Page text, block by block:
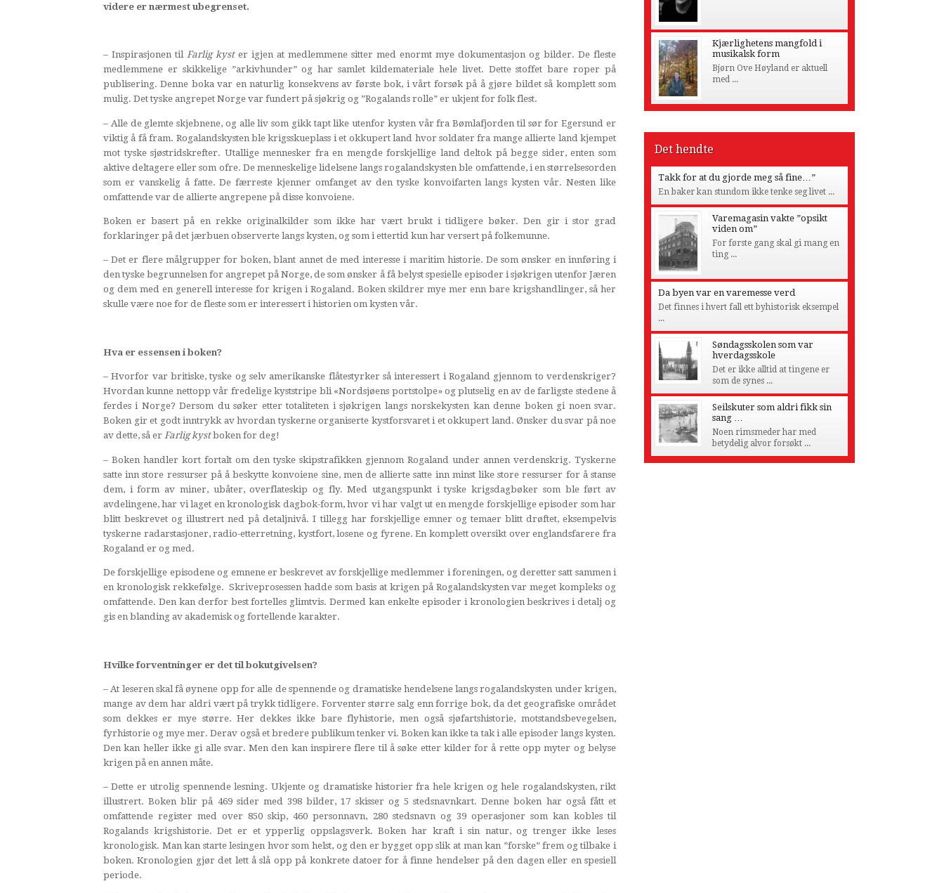
videre er nærmest ubegrenset.
– Inspirasjonen til Farlig kyster igjen at medlemmene sitter med enormt mye dokumentasjon og bilder. De fleste
medlemmene er skikkelige ”arkivhunder” og har samlet kildemateriale hele livet. Dette stoffet bare roper på
publisering. Denne boka var en naturlig konsekvens av første bok, i vårt forsøk på å gjøre bildet så komplett som
mulig. Det tyske angrepet Norge var fundert på sjøkrig og ”Rogalands rolle” er ukjent for folk flest.
– Alle de glemte skjebnene, og alle liv som gikk tapt like utenfor kysten vår fra Bømlafjorden til sør for Egersund er
viktig å få fram. Rogalandskysten ble krigsskueplass i et okkupert land hvor soldater fra mange allierte land kjempet
mot tyske sjøstridskrefter. Utallige mennesker fra en mengde forskjellige land deltok på begge sider, enten som
aktive deltagere eller som ofre. De menneskelige lidelsene langs rogalandskysten ble omfattende, i en størrelsesorden
som er vanskelig å fatte. De færreste kjenner omfanget av den tyske konvoifarten langs kysten vår. Nesten like
omfattende var de allierte angrepene på disse konvoiene.
Boken er basert på en rekke originalkilder som ikke har vært brukt i tidligere bøker. Den gir i stor grad
forklaringer på det jærbuen observerte langs kysten, og som i ettertid kun har versert på folkemunne.
– Det er flere målgrupper for boken, blant annet de med interesse i maritim historie. De som ønsker en innføring i
den tyske begrunnelsen for angrepet på Norge, de som ønsker å få belyst spesielle episoder i sjøkrigen utenfor Jæren
og dem med en generell interesse for krigen i Rogaland. Boken skildrer mye mer enn bare krigshandlinger, så her
skulle være noe for de fleste som er interessert i historien om kysten vår.
Hva er essensen i boken?
– Hvorfor var britiske, tyske og selv amerikanske flåtestyrker så interessert i Rogaland gjennom to verdenskriger?
Hvordan kunne nettopp vår fredelige kyststripe bli «Nordsjøens portstolpe» og plutselig en av de farligste stedene å
ferdes i Norge? Dersom du søker etter totaliteten i sjøkrigen langs norskekysten kan denne boken gi noen svar.
Boken gir et godt inntrykk av hvordan tyskerne organiserte kystforsvaret i et okkupert land. Ønsker du svar på noe
av dette, så er Farlig kystboken for deg!
– Boken handler kort fortalt om den tyske skipstrafikken gjennom Rogaland under annen verdenskrig. Tyskerne
satte inn store ressurser på å beskytte konvoiene sine, men de allierte satte inn minst like store ressurser for å stanse
dem, i form av miner, ubåter, overflateskip og fly. Med utgangspunkt i tyske krigsdagbøker som ble ført av
avdelingene, har vi laget en kronologisk dagbok-form, hvor vi har valgt ut en mengde forskjellige episoder som har
blitt beskrevet og illustrert ned på detaljnivå. I tillegg har forskjellige emner og temaer blitt drøftet, eksempelvis
tyskerne radarstasjoner, radio-etterretning, kystfort, losene og fyrene. En komplett oversikt over englandsfarere fra
Rogaland er og med.
De forskjellige episodene og emnene er beskrevet av forskjellige medlemmer i foreningen, og deretter satt sammen i
en kronologisk rekkefølge. Skriveprosessen hadde som basis at krigen på Rogalandskysten var meget kompleks og
omfattende. Den kan derfor best fortelles glimtvis. Dermed kan enkelte episoder i kronologien beskrives i detalj og
gis en blanding av akademisk og fortellende karakter.
Hvilke forventninger er det til bokutgivelsen?
– At leseren skal få øynene opp for alle de spennende og dramatiske hendelsene langs rogalandskysten under krigen,
mange av dem har aldri vært på trykk tidligere. Forventer større salg enn forrige bok, da det geografiske området
som dekkes er mye større. Her dekkes ikke bare flyhistorie, men også sjøfartshistorie, motstandsbevegelsen,
fyrhistorie og mye mer. Derav også et bredere publikum tenker vi. Boken kan ikke ta tak i alle episoder langs kysten.
Den kan heller ikke gi alle svar. Men den kan inspirere flere til å søke etter kilder for å rette opp myter og belyse
krigen på en annen måte.
– Dette er utrolig spennende lesning. Ukjente og dramatiske historier fra hele krigen og hele rogalandskysten, rikt
illustrert. Boken blir på 469 sider med 398 bilder, 17 skisser og 5 stedsnavnkart. Denne boken har også fått et
omfattende register med over 850 skip, 460 personnavn, 280 stedsnavn og 39 operasjoner som kan kobles til
Rogalands krigshistorie. Det er et ypperlig oppslagsverk. Boken har kraft i sin natur, og trenger ikke leses
kronologisk. Man kan starte lesingen hvor som helst, og den er bygget opp slik at man kan ”forske” frem og tilbake i
boken. Kronologien gjør det lett å slå opp på konkrete datoer for å finne hendelser på den dagen eller en spesiell
periode.
Kjærlighetens mangfold i
musikalsk form
Bjørn Ove Høyland er aktuell
med ...
Det hendte
Takk for at du gjorde meg så fine…”
En baker kan stundom ikke tenke seg livet ...
Varemagasin vakte ”opsikt
viden om”
For første gang skal gi mang en
ting ...
Da byen var en varemesse verd
Det finnes i hvert fall ett byhistorisk eksempel
...
Søndagsskolen som var
hverdagsskole
Det er ikke alltid at tingene er
som de synes ...
Seilskuter som aldri fikk sin
sang …
Noen rimsmeder har med
betydelig alvor forsøkt ...